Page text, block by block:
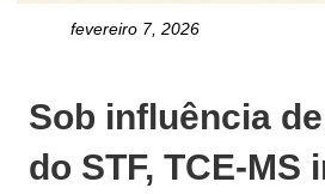
fevereiro 7, 2026
Sob influência
do STF, TCE-MS